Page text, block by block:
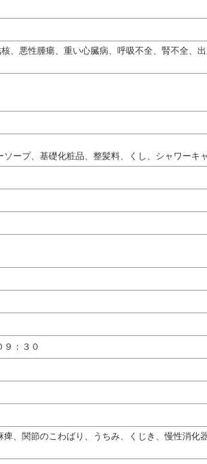
、悪性腫瘍、重い心臓病、呼吸不全、腎不全、
ープ、基礎化粧品、整髪料、くし、シャワーキ
：３０
、関節のこわばり、うちみ、くじき、慢性消化